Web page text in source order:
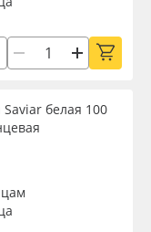
белая 100